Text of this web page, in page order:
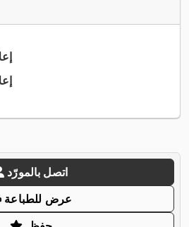
+49
+49
اتصل بالمورّد
عرض للطباعة